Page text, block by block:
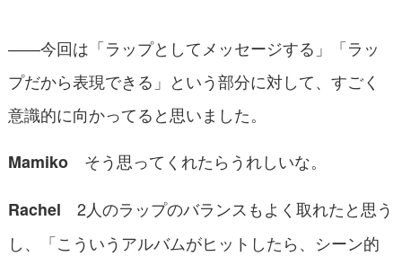
――今回は「ラップとしてメッセージする」「ラッ
プだから表現できる」という部分に対して、すごく
意識的に向かってると思いました。
Mamikoそう思ってくれたらうれしいな。
Rachel 2人のラップのバランスもよく取れたと思う
し、「こういうアルバムがヒットしたら、シーン的